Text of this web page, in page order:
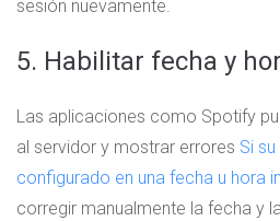
sesión nuevamente.
5. Habilitar fecha y
Las aplicaciones como Spotify
al servidor y mostrar errores Si
configurado en una fecha u hora
corregir manualmente la fecha y